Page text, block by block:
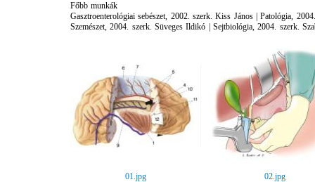
Főbb munkák
Gasztroenterológiai sebészet, 2002. szerk. Kiss János | Patológia,
Szemészet, 2004. szerk. Süveges Ildikó | Sejtbiológia, 2004. szerk.
01.jpg 02.jpg